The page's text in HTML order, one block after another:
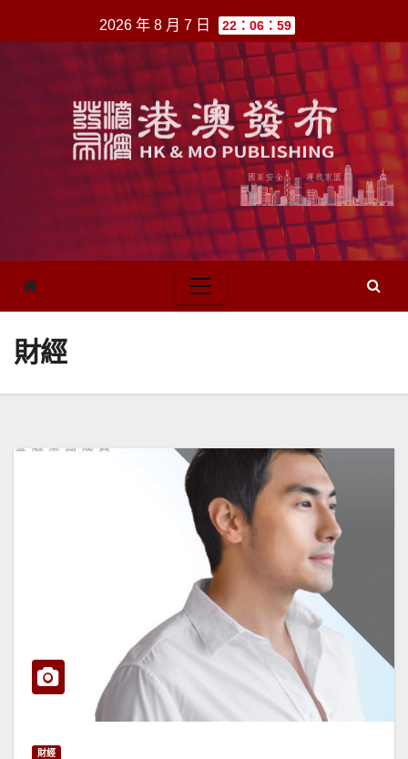
至
2026 年 8 月 7 日 22：06：59
財經
財經